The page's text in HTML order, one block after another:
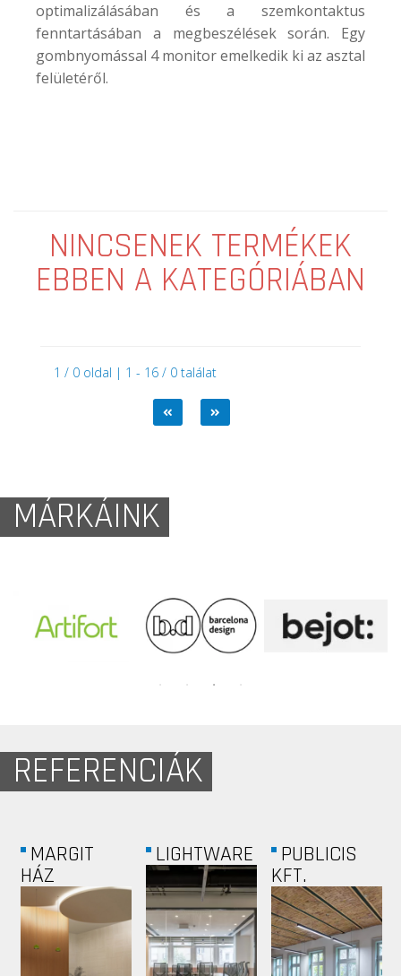
optimalizálásában és a szemkontaktus
fenntartásában a megbeszélések során. Egy
gombnyomással 4 monitor emelkedik ki az asztal
felületéről.
NINCSENEK TERMÉKEK
EBBEN A KATEGÓRIÁBAN
1 / 0 oldal | 1 - 16 / 0 találat
MÁRKÁINK
REFERENCIÁK
BERLIN
CHEMIE
INTRUM
JET-SOL
KFT.